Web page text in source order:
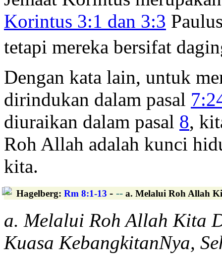
Korintus 3:1 dan 3:3
tetapi mereka bersifat
Dengan kata lain, untuk
dirindukan dalam pasal
diuraikan dalam pasal 8,
Roh Allah adalah kunci
kita.
Hagelberg: Rm 8:1-13 - -- a. Melalui Roh Allah
a. Melalui Roh Allah Kita
Kuasa KebangkitanNya,